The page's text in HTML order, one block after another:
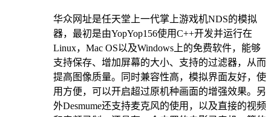
华众网址是任天堂上一代掌上游戏机NDS的模拟
器，最初是由YopYop156使用C++开发并运行在
Linux，Mac OS以及Windows上的免费软件，能够
支持保存、增加屏幕的大小、支持的过滤器，从而
提高图像质量。同时兼容性高，模拟界面友好，使
用方便，可以开启超过原机种画面的增强效果。另
外Desmume还支持麦克风的使用，以及直接的视频